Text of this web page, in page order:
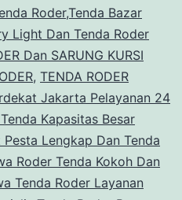
Roder,Tenda Bazar
Light Dan Tenda Roder
Dan SARUNG KURSI
, TENDA RODER
Jakarta Pelayanan 24
Kapasitas Besar
Lengkap Dan Tenda
Roder Tenda Kokoh Dan
Tenda Roder Layanan